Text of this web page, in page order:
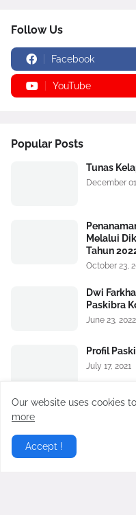
Follow Us
Facebook
YouTube
Popular Posts
Tunas
December
Melalui
Tahun
October 23,
Dwi
Paskibra
June 23, 2022
Profil
July 17, 2021
Daftar
Our website uses cookies
more
Accept !